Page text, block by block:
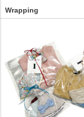
Wrapping